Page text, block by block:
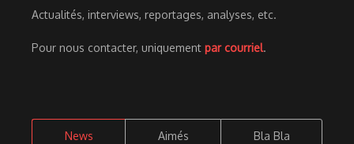
Actualités, interviews, reportages, analyses, etc.
Pour nous contacter, uniquement par courriel.
News Aimés Bla Bla